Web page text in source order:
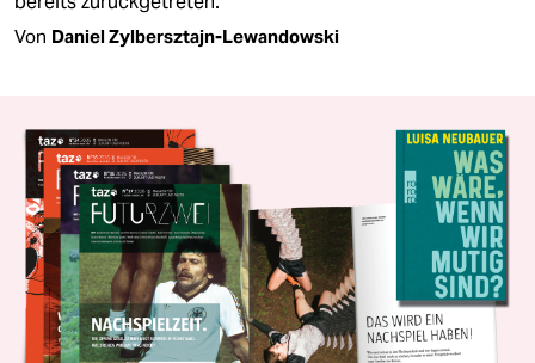
Von Daniel Zylbersztajn-Lewandowski